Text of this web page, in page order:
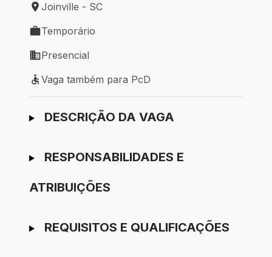
Local de trabalho: Joinville - SC
Joinville - SC
Tipo de vaga: Temporário
Temporário
Modelo de trabalho: Presencial
Presencial
Vaga também para PcD
Vaga também para PcD
Ir para candidatura
DESCRIÇÃO DA VAGA
RESPONSABILIDADES E
ATRIBUIÇÕES
REQUISITOS E QUALIFICAÇÕES